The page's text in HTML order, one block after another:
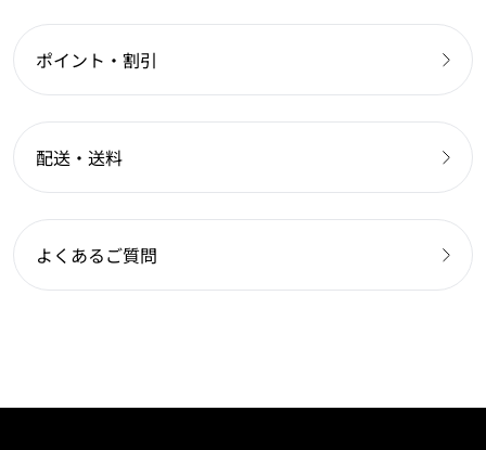
ポイント・割引
配送・送料
よくあるご質問